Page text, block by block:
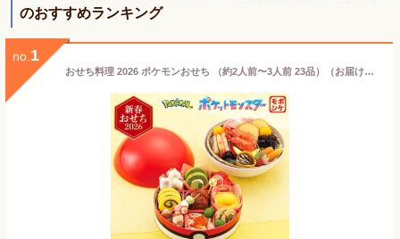
のおすすめランキング
no. 1
おせち料理 2026 ポケモンおせち （約2人前〜3人前 23品）（お届け日12/29）メーカー直送 冷凍便 送料無料 / 和風 洋風 キャラクターおせち 迎春 本格 おせち2026年 予約 子供 ファミリー 家族 おもしろ ギフト 正月 お節 御節 御節料理 福袋